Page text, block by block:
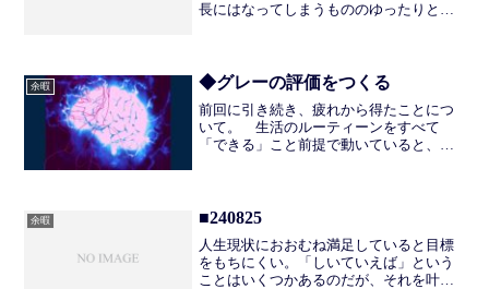
長にはなってしまうもののゆったりと写
しで￥10,000を...
余暇 ◆グレーの評価をつくる
前回に引き続き、疲れから得たことにつ
いて。 生活のルーティーンをすべて
「できる」こと前提で動いていると、
れていないため、「できる」がか...
余暇 ■240825
人生現状におおむね満足していると目標
をもちにくい。「しいていえば」という
ことはいくつかあるのだが、それを叶え